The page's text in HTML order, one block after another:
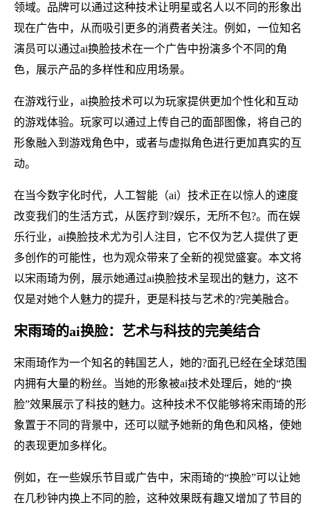
领域。品牌可以通过这种技术让明星或名人以不同的形象出
现在广告中，从而吸引更多的消费者关注。例如，一位知名
演员可以通过ai换脸技术在一个广告中扮演多个不同的角
色，展示产品的多样性和应用场景。
在游戏行业，ai换脸技术可以为玩家提供更加个性化和互动
的游戏体验。玩家可以通过上传自己的面部图像，将自己的
形象融入到游戏角色中，或者与虚拟角色进行更加真实的互
动。
在当今数字化时代，人工智能（ai）技术正在以惊人的速度
改变我们的生活方式，从医疗到?娱乐，无所不包?。而在娱
乐行业，ai换脸技术尤为引人注目，它不仅为艺人提供了更
多创作的可能性，也为观众带来了全新的视觉盛宴。本文将
以宋雨琦为例，展示她通过ai换脸技术呈现出的魅力，这不
仅是对她个人魅力的提升，更是科技与艺术的?完美融合。
宋雨琦的ai换脸：艺术与科技的完美结合
宋雨琦作为一个知名的韩国艺人，她的?面孔已经在全球范围
内拥有大量的粉丝。当她的形象被ai技术处理后，她的“换
脸”效果展示了科技的魅力。这种技术不仅能够将宋雨琦的形
象置于不同的背景中，还可以赋予她新的角色和风格，使她
的表现更加多样化。
例如，在一些娱乐节目或广告中，宋雨琦的“换脸”可以让她
在几秒钟内换上不同的脸，这种效果既有趣又增加了节目的